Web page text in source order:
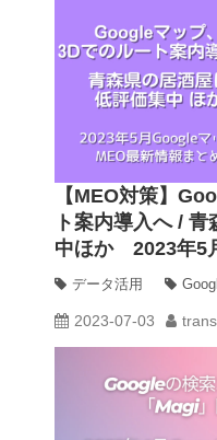
【MEO対策】
ト案内導入へ /
中ほか 2023年5
最新情報まとめ
データ活用
2023-07-03